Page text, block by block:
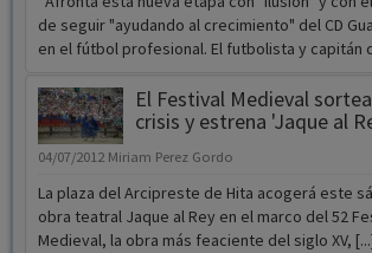
de seguir "ayudando al crecimiento" del CD
en el fútbol profesional. El futbolista y capitán
El Festival Medieval
crisis y estrena 'Jaque al
04/07/2012 Miriam Perez Gordo
La plaza del Arcipreste de Hita acogerá este
obra teatral Jaque al Rey en el marco del 52
Medieval, la obra más feaciente del siglo XV,